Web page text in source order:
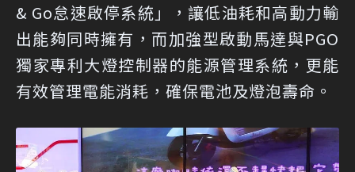
& Go怠速啟停系統」，讓低油耗和高動力輸
出能夠同時擁有，而加強型啟動馬達與PGO
獨家專利大燈控制器的能源管理系統，更能
有效管理電能消耗，確保電池及燈泡壽命。